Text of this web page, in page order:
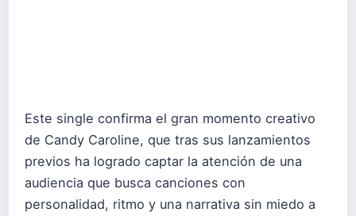
Este single confirma el gran momento creativo
de Candy Caroline, que tras sus lanzamientos
previos ha logrado captar la atención de una
audiencia que busca canciones con
personalidad, ritmo y una narrativa sin miedo a